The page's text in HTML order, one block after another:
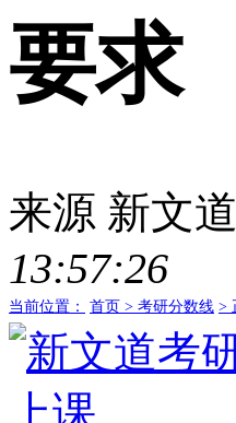
要求
来源 新文道
13:57:26
当前位置： 首页 > 考研分数线 >